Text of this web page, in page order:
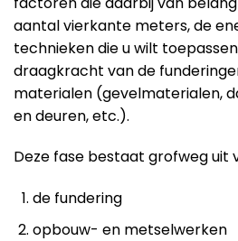
aantal vierkante meters, de
technieken die u wilt
draagkracht van de
materialen (gevelmaterialen,
en deuren, etc.).
Deze fase bestaat grofweg uit
de fundering
opbouw- en metselwerken